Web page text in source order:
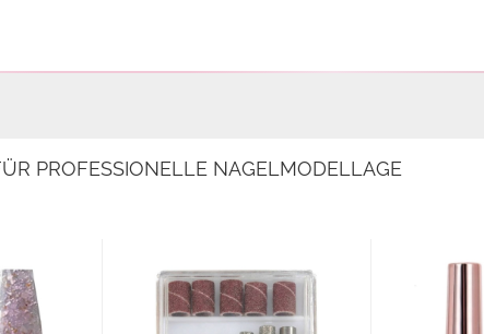
PROFESSIONELLE NAGELMODELLAGE